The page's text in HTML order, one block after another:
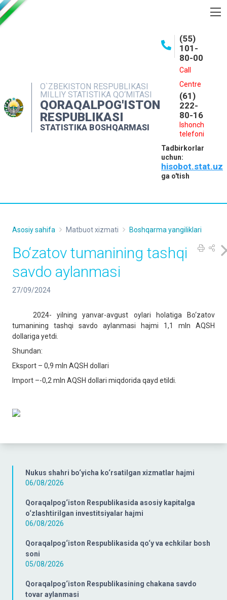
O`ZBEKISTON RESPUBLIKASI
MILLIY STATISTIKA QO‘MITASI
QORAQALPOG'ISTON
RESPUBLIKASI
STATISTIKA BOSHQARMASI
(55)
101-
80-00
Call
Centre
(61)
222-
80-16
Ishonch
telefoni
Tadbirkorlar
uchun:
hisobot.stat.uz
ga o'tish
INTERAKTIV XIZMATLAR
MATBUOT XIZMATI
MUROJAATLAR
Nukus shahri bo‘yicha ko‘rsatilgan xizmatlar hajmi
06/08/2026
Qoraqalpog‘iston Respublikasida asosiy kapitalga
o‘zlashtirilgan investitsiyalar hajmi
06/08/2026
Qoraqalpog‘iston Respublikasida qo‘y va echkilar bosh
soni
05/08/2026
Qoraqalpog‘iston Respublikasining chakana savdo
tovar aylanmasi
Asosiy sahifa Matbuot xizmati Boshqarma yangiliklari
Bo‘zatov tumanining tashqi
savdo aylanmasi
27/09/2024
2024- yilning yanvar-avgust oylari holatiga Bo‘zatov
tumanining tashqi savdo aylanmasi hajmi 1,1 mln AQSH
dollariga yetdi.
Shundan:
Eksport – 0,9 mln AQSH dollari
Import –-0,2 mln AQSH dollari miqdorida qayd etildi.